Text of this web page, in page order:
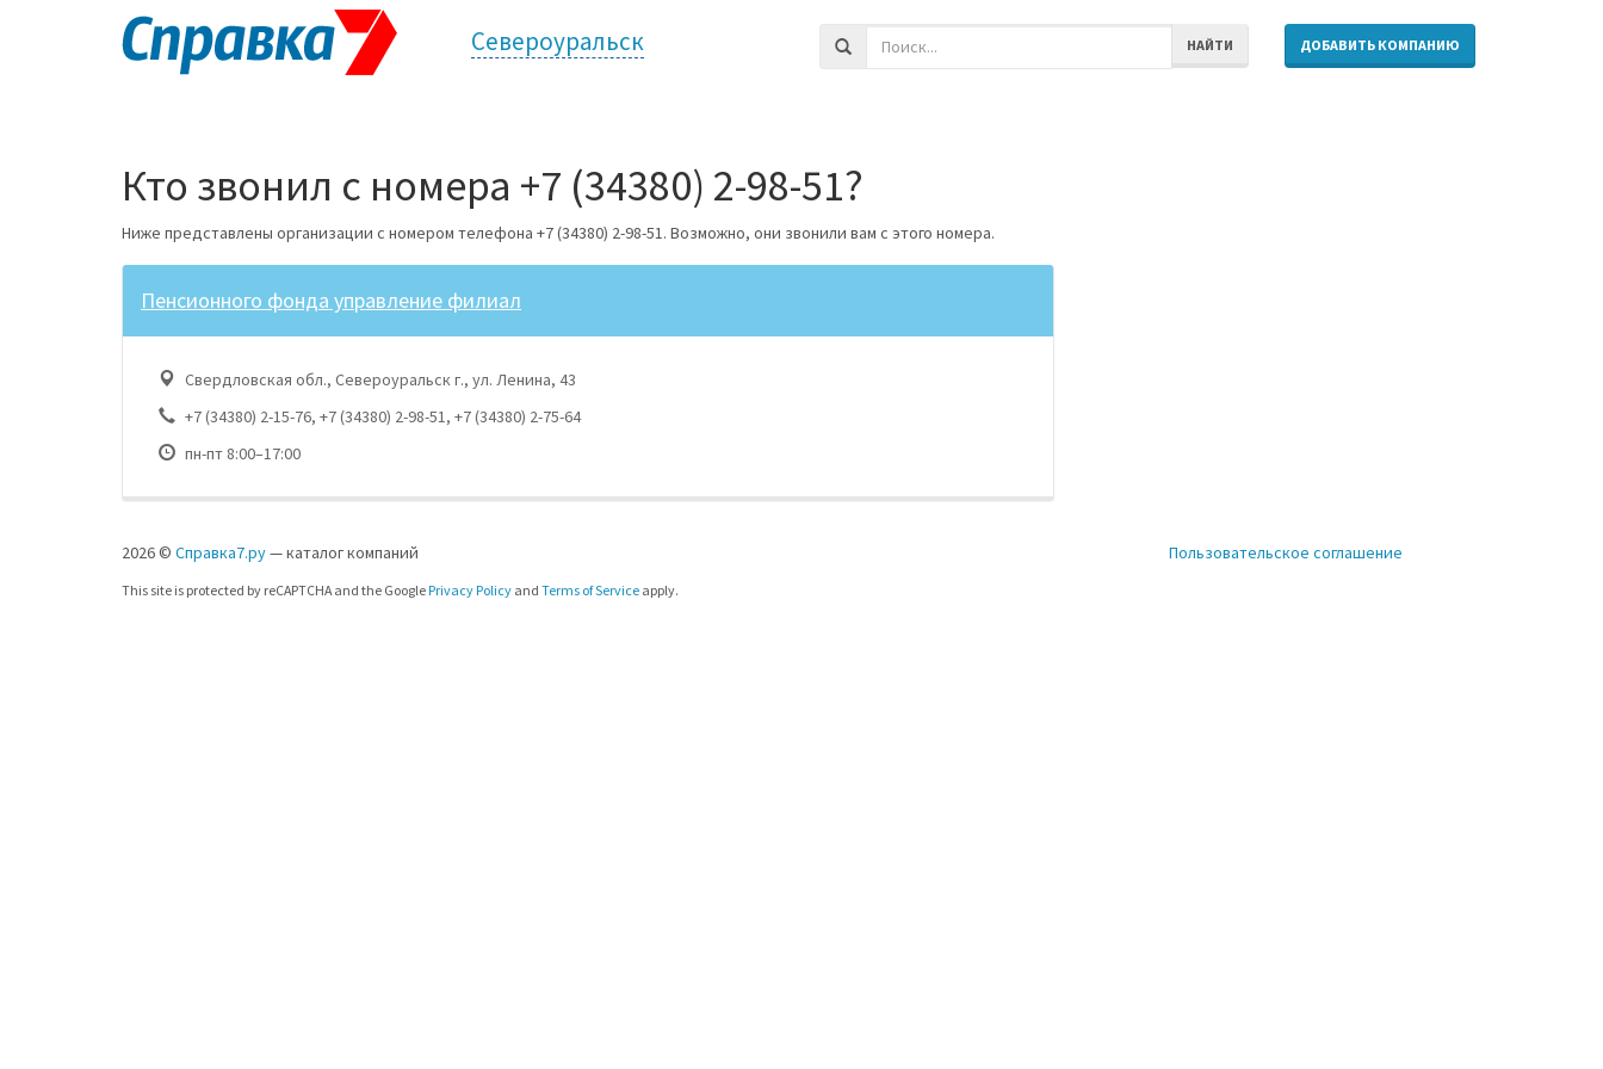
Североуральск НАЙТИ ДОБАВИТЬ КОМПАНИЮ
Кто звонил с номера +7 (34380) 2-98-51?
Ниже представлены организации с номером телефона +7 (34380) 2-98-51. Возможно, они звонили вам с этого номера.
Пенсионного фонда управление филиал
Свердловская обл., Североуральск г., ул. Ленина, 43
+7 (34380) 2-15-76, +7 (34380) 2-98-51, +7 (34380) 2-75-64
пн-пт 8:00–17:00
2026 © Справка7.ру— каталог компаний
This site is protected by reCAPTCHA and the Google Privacy Policy and Terms of Service apply.
Пользовательское соглашение